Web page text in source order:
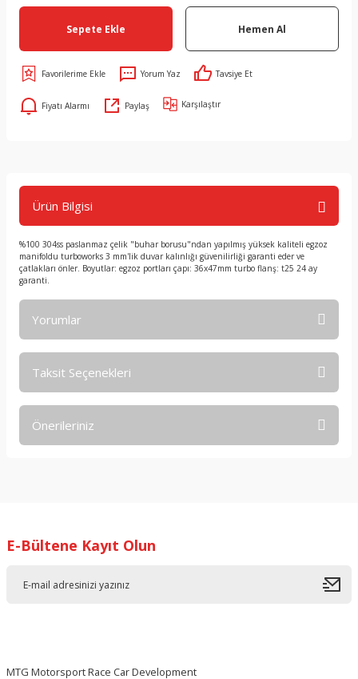
Sepete Ekle Hemen Al
Yorum Yaz Tavsiye Et
Fiyatı Alarmı Paylaş Karşılaştır
Ürün Bilgisi
%100 304ss paslanmaz çelik "buhar borusu"ndan yapılmış yüksek kaliteli egzoz
manifoldu turboworks 3 mm'lik duvar kalınlığı güvenilirliği garanti eder ve
çatlakları önler. Boyutlar: egzoz portları çapı: 36x47mm turbo flanş: t25 24 ay
garanti.
Yorumlar
Taksit Seçenekleri
Önerileriniz
Ürün resmi kalitesiz, bozuk veya görüntülenemiyor.
E-Bültene Kayıt Olun
MTG Motorsport Race Car Development